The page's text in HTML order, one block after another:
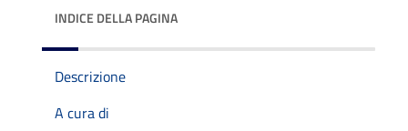
INDICE DELLA PAGINA
Descrizione
A cura di